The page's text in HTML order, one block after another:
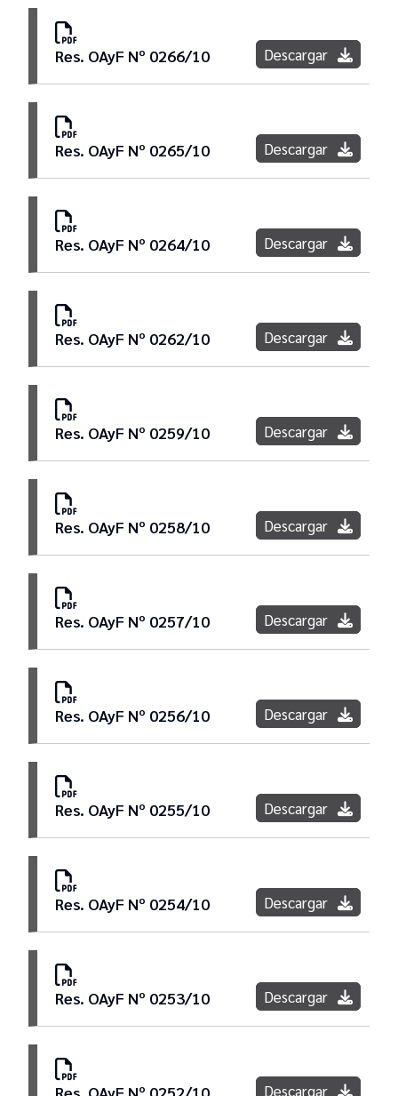
Res. OAyF Nº 0266/10 Descargar
Res. OAyF Nº 0265/10 Descargar
Res. OAyF Nº 0264/10 Descargar
Res. OAyF Nº 0262/10 Descargar
Res. OAyF Nº 0259/10 Descargar
Res. OAyF Nº 0258/10 Descargar
Res. OAyF Nº 0257/10 Descargar
Res. OAyF Nº 0256/10 Descargar
Res. OAyF Nº 0255/10 Descargar
Res. OAyF Nº 0254/10 Descargar
Res. OAyF Nº 0253/10 Descargar
Res. OAyF Nº 0252/10 Descargar